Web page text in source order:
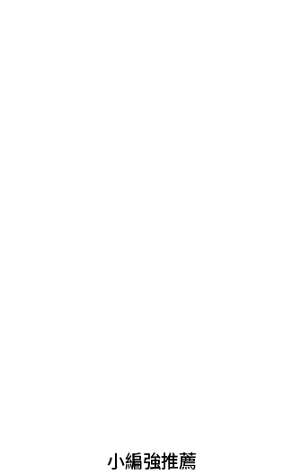
小編強推薦